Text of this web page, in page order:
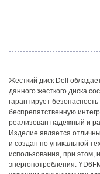
Жесткий диск Dell
данного жесткого диска
гарантирует
беспрепятственную
реализован надежный и
Изделие является
и создан по уникальной
использования, при этом,
энергопотребления.